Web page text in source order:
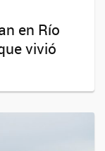
en Río
vivió